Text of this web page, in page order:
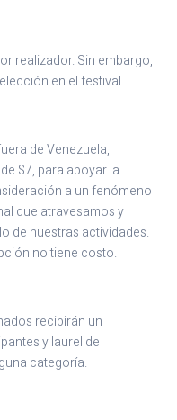
realizador. Sin embargo,
en el festival.
de Venezuela,
$7, para apoyar la
a un fenómeno
que atravesamos y
de nuestras actividades.
no tiene costo.
recibirán un
y laurel de
categoría.